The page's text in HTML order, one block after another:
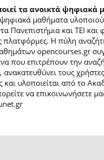
τα ανοικτά ψηφιακά
μαθήματα
Πανεπιστήμια και ΤΕΙ και
πλατφόρμες. H πύλη
opencourses.gr
που επιτρέπουν την
τους χρήστες
υλοποιείται από το
να επικοινωνήσετε